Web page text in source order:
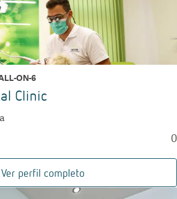
ON-6
Clinic
0
Ver perfil completo